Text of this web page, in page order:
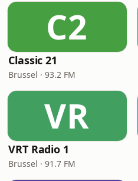
C2
Classic 21
Brussel · 93.2 FM
VR
VRT Radio 1
Brussel · 91.7 FM